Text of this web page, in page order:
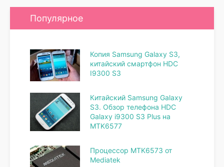
Популярное
Копия Samsung Galaxy S3,
китайский смартфон HDC
I9300 S3
Китайский Samsung Galaxy
S3. Обзор телефона HDC
Galaxy i9300 S3 Plus на
MTK6577
Процессор MTK6573 от
Mediatek